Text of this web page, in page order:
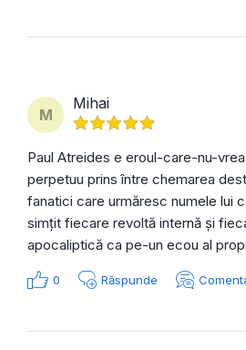
M
Mihai
Paul Atreides e eroul-care-nu-
perpetuu prins între chemarea
fanatici care urmăresc numele lui
simțit fiecare revoltă internă și
apocaliptică ca pe-un ecou al
0 Răspunde